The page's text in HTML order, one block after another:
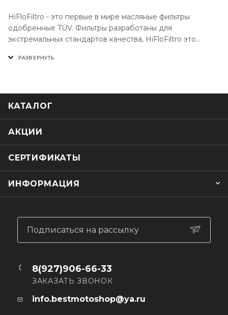
HiFloFiltro - это первые в мире масляные фильтры
одобренные TÜV. Фильтры разработаны для
экстремальных стандартов качества, HiFloFiltro это
для мотоциклов, скутеров,квадроциклов, гидроциклов и
средства.
Страна-производитель: Тайланд
Замена для оригинальных фильтров KTM:
583.38.045.000 (58338045000),
КАТАЛОГ
АКЦИИ
СЕРТИФИКАТЫ
ИНФОРМАЦИЯ
Подписаться на рассылку
8(927)906-66-33
ЗАКАЗАТЬ ЗВОНОК
info.bestmotoshop@ya.ru